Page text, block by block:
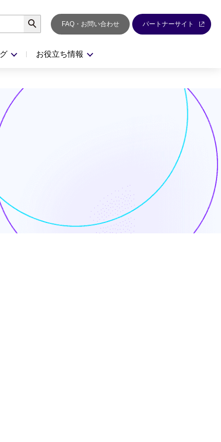
お役立ち情報
検索 FAQ・お問い合わせ パートナーサイト